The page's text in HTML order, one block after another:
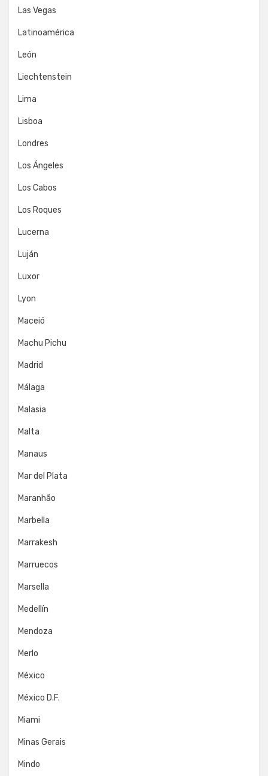
Las Vegas
Latinoamérica
León
Liechtenstein
Lima
Lisboa
Londres
Los Ángeles
Los Cabos
Los Roques
Lucerna
Luján
Luxor
Lyon
Maceió
Machu Pichu
Madrid
Málaga
Malasia
Malta
Manaus
Mar del Plata
Maranhão
Marbella
Marrakesh
Marruecos
Marsella
Medellín
Mendoza
Merlo
México
México D.F.
Miami
Minas Gerais
Mindo